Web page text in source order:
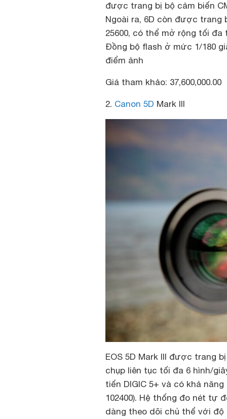
được trang bị bộ cảm biến
Ngoài ra, 6D còn được trang
25600, có thể mở rộng tối đa
Đồng bộ flash ở mức 1/180
điểm ảnh
Giá tham khảo: 37,600,000.00
2. Canon 5D Mark III
EOS 5D Mark III được trang
chụp liên tục tối đa 6 hình/
tiến DIGIC 5+ và có khả
102400). Hệ thống đo nét tự
dàng theo dõi chủ thể với